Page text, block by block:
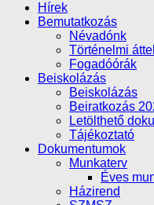
Hírek
Bemutatkozás
Névadónk
Történelmi
Fogadóórák
Beiskolázás
Beiskolázás
Beiratkozás
Letölthető
Tájékoztató
Dokumentumok
Munkaterv
Éves
Házirend